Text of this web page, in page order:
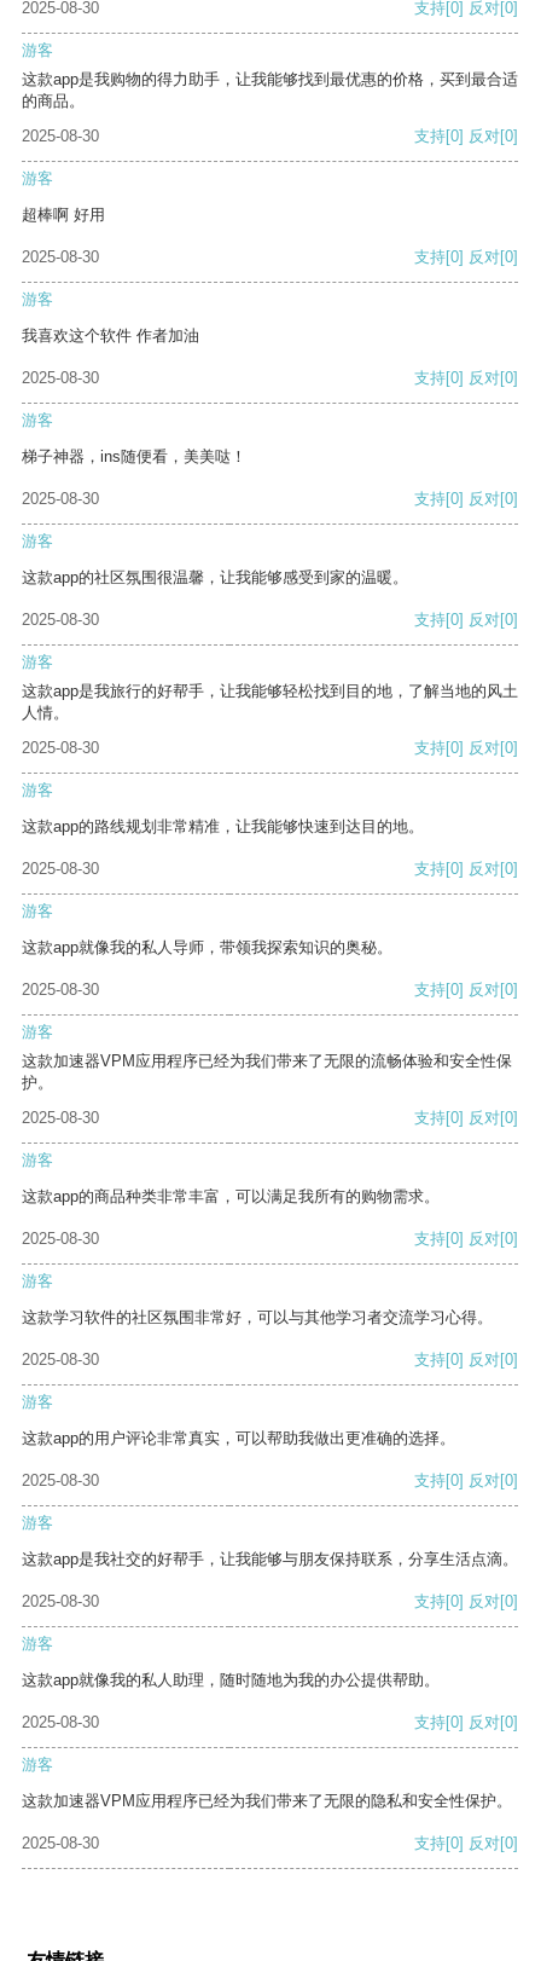
2025-08-30
支持[0] 反对[0]
游客
这款app是我购物的得力助手，让我能够找到最优惠的价格，买到最合适
的商品。
2025-08-30
支持[0] 反对[0]
游客
超棒啊 好用
2025-08-30 支持[0] 反对[0]
游客
我喜欢这个软件 作者加油
2025-08-30 支持[0] 反对[0]
游客
梯子神器，ins随便看，美美哒！
2025-08-30 支持[0] 反对[0]
游客
这款app的社区氛围很温馨，让我能够感受到家的温暖。
2025-08-30 支持[0] 反对[0]
游客
这款app是我旅行的好帮手，让我能够轻松找到目的地，了解当地的风土
人情。
2025-08-30
支持[0] 反对[0]
游客
这款app的路线规划非常精准，让我能够快速到达目的地。
2025-08-30 支持[0] 反对[0]
游客
这款app就像我的私人导师，带领我探索知识的奥秘。
2025-08-30 支持[0] 反对[0]
游客
这款加速器VPM应用程序已经为我们带来了无限的流畅体验和安全性保
护。
2025-08-30
支持[0] 反对[0]
游客
这款app的商品种类非常丰富，可以满足我所有的购物需求。
2025-08-30 支持[0] 反对[0]
游客
这款学习软件的社区氛围非常好，可以与其他学习者交流学习心得。
2025-08-30 支持[0] 反对[0]
游客
这款app的用户评论非常真实，可以帮助我做出更准确的选择。
2025-08-30 支持[0] 反对[0]
游客
这款app是我社交的好帮手，让我能够与朋友保持联系，分享生活点滴。
2025-08-30 支持[0] 反对[0]
游客
这款app就像我的私人助理，随时随地为我的办公提供帮助。
2025-08-30 支持[0] 反对[0]
游客
这款加速器VPM应用程序已经为我们带来了无限的隐私和安全性保护。
2025-08-30 支持[0] 反对[0]